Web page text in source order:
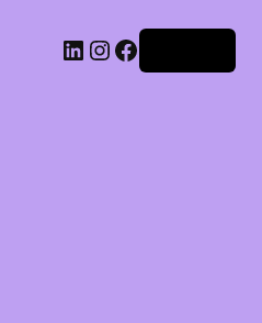
LinkedIn Instagram Facebook